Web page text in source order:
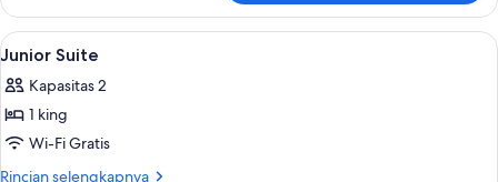
Presidential
Suite
Lihat
semua
foto
untuk
Junior
Suite
Minibar, brankas, meja kerja, dan
5
Junior Suite
Kapasitas 2
1 king
Wi-Fi Gratis
Rincian selengkapnya
Rincian